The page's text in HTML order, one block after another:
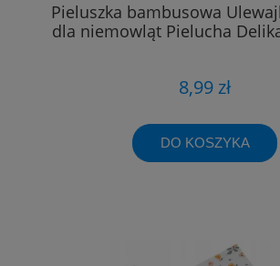
Pieluszka bambusowa
dla niemowląt Pielucha
8,99 zł
DO KOSZYKA